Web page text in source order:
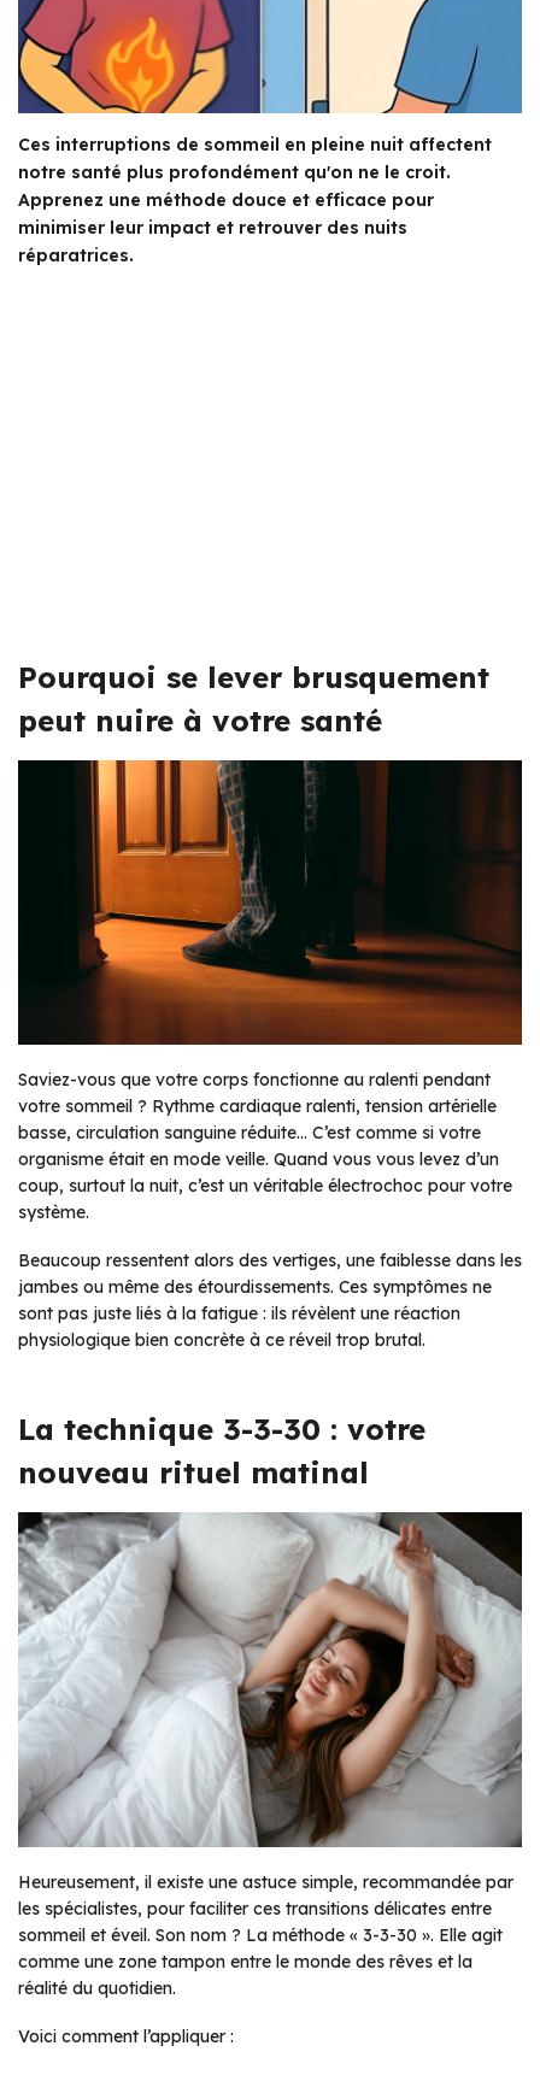
Ces interruptions de sommeil en pleine nuit affectent
notre santé plus profondément qu'on ne le croit.
Apprenez une méthode douce et efficace pour
minimiser leur impact et retrouver des nuits
réparatrices.
Pourquoi se lever brusquement
peut nuire à votre santé
Saviez-vous que votre corps fonctionne au ralenti pendant
votre sommeil ? Rythme cardiaque ralenti, tension artérielle
basse, circulation sanguine réduite… C’est comme si votre
organisme était en mode veille. Quand vous vous levez d’un
coup, surtout la nuit, c’est un véritable électrochoc pour votre
système.
Beaucoup ressentent alors des vertiges, une faiblesse dans les
jambes ou même des étourdissements. Ces symptômes ne
sont pas juste liés à la fatigue : ils révèlent une réaction
physiologique bien concrète à ce réveil trop brutal.
La technique 3-3-30 : votre
nouveau rituel matinal
Heureusement, il existe une astuce simple, recommandée par
les spécialistes, pour faciliter ces transitions délicates entre
sommeil et éveil. Son nom ? La méthode « 3-3-30 ». Elle agit
comme une zone tampon entre le monde des rêves et la
réalité du quotidien.
Voici comment l’appliquer :